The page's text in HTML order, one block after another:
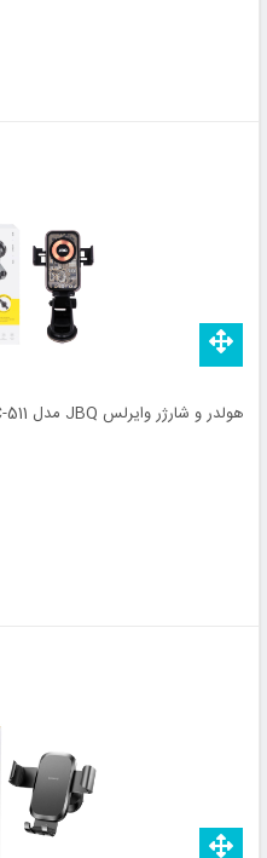
هولدر و شارژر وایرلس JBQ مدل HLC-511 - مشکی